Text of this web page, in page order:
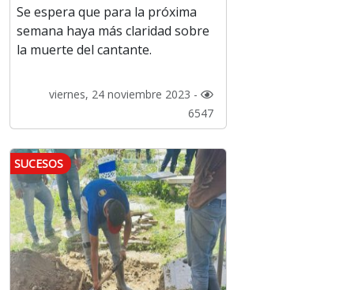
Se espera que para la próxima
semana haya más claridad sobre
la muerte del cantante.
viernes, 24 noviembre 2023 -
6547
SUCESOS